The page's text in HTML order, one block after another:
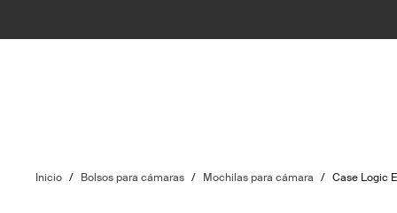
Inicio / Bolsos para cámaras / Mochilas para cámara / Case Logic